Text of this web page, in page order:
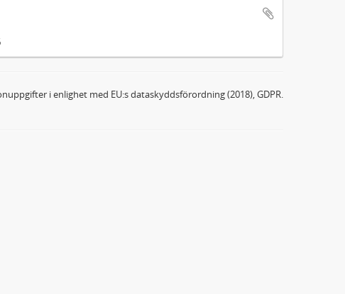
i enlighet med EU:s dataskyddsförordning (2018), GDPR.